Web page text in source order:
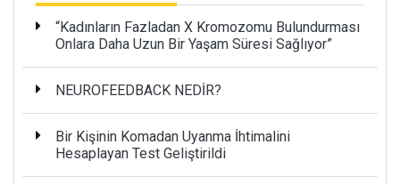
“Kadınların Fazladan X Kromozomu Bulundurması
Onlara Daha Uzun Bir Yaşam Süresi Sağlıyor”
NEUROFEEDBACK NEDİR?
Bir Kişinin Komadan Uyanma İhtimalini
Hesaplayan Test Geliştirildi